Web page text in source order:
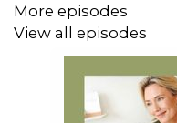
Tack för att du lyssnat,
Love Josefin
More episodes
View all episodes